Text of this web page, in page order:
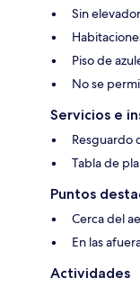
Sin elevador
Piso de
No se
Servicios e
Resguardo
Tabla de
Puntos
Cerca del
En las
Actividades